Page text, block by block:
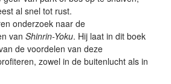
al snel tot rust.
onderzoek naar de
van Shinrin-Yoku. Hij laat in dit boek
de voordelen van deze
zowel in de buitenlucht als in